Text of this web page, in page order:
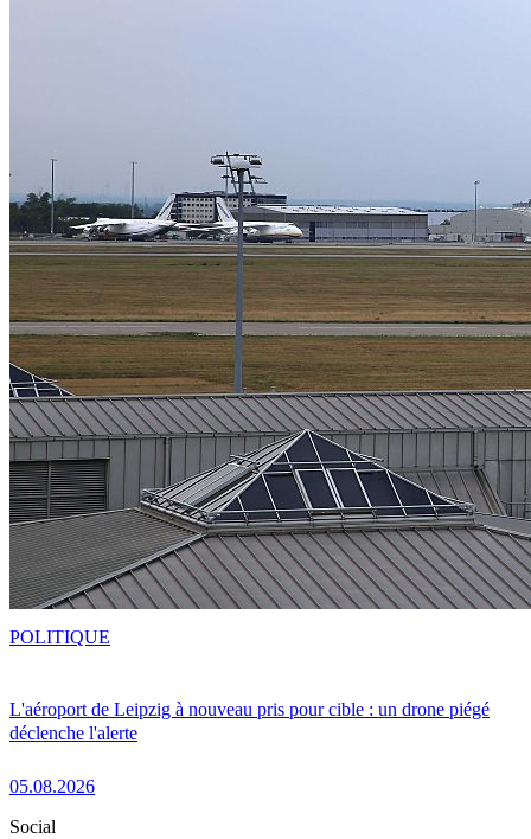
L'aéroport de Leipzig à nouveau pris pour cible : un drone piégé
déclenche l'alerte
05.08.2026
POLITIQUE
Social